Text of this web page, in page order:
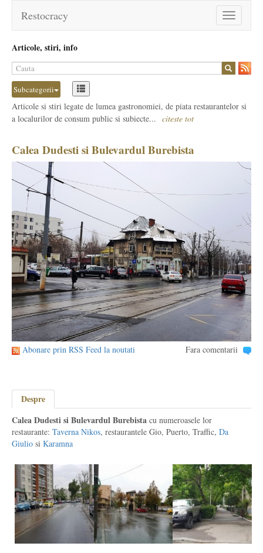
Toggle
navigation
Restocracy
Articole, stiri, info
Subcategorii
Articole si stiri legate de lumea gastronomiei, de piata restaurantelor si
a localurilor de consum public si subiecte... citeste tot
Calea Dudesti si Bulevardul Burebista
Abonare prin RSS Feed la noutati Fara comentarii
Despre
Calea Dudesti si Bulevardul Burebista cu numeroasele lor
restaurante: Taverna Nikos, restaurantele Gio, Puerto, Traffic, Da
Giulio si Karamna